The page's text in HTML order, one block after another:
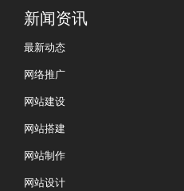
新闻资讯
最新动态
网络推广
网站建设
网站搭建
网站制作
网站设计